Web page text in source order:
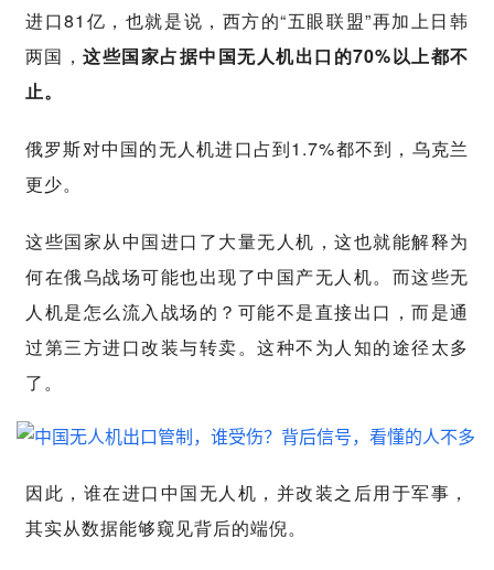
进口81亿，也就是说，西方的“五眼联盟”再加上日韩
两国，这些国家占据中国无人机出口的70%以上都不
止。
俄罗斯对中国的无人机进口占到1.7%都不到，乌克兰
更少。
这些国家从中国进口了大量无人机，这也就能解释为
何在俄乌战场可能也出现了中国产无人机。而这些无
人机是怎么流入战场的？可能不是直接出口，而是通
过第三方进口改装与转卖。这种不为人知的途径太多
了。
因此，谁在进口中国无人机，并改装之后用于军事，
其实从数据能够窥见背后的端倪。